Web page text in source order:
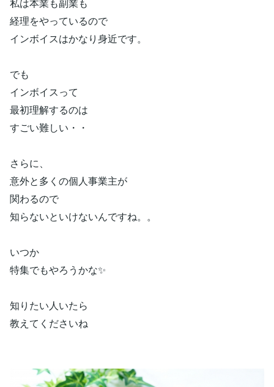
私は本業も副業も
経理をやっているので
インボイスはかなり身近です。
でも
インボイスって
最初理解するのは
すごい難しい・・
さらに、
意外と多くの個人事業主が
関わるので
知らないといけないんですね。。
いつか
特集でもやろうかな✨
知りたい人いたら
教えてくださいね